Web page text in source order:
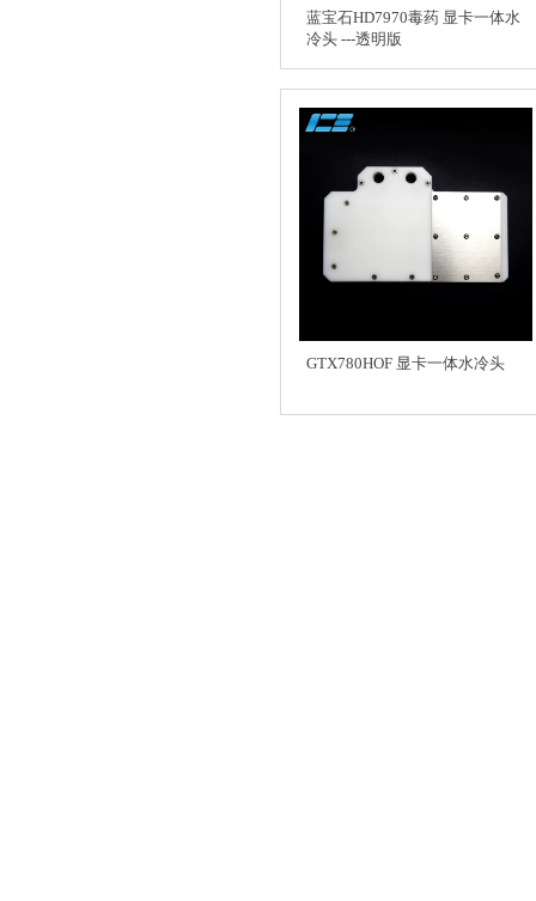
蓝宝石HD7970毒药 显卡一体水
冷头 ---透明版
GTX780HOF 显卡一体水冷头